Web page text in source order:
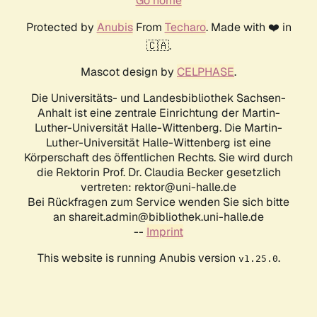
Protected by AnubisFrom Techaro. Made with ❤️ in
🇨🇦.
Mascot design by CELPHASE.
Die Universitäts- und Landesbibliothek Sachsen-
Anhalt ist eine zentrale Einrichtung der Martin-
Luther-Universität Halle-Wittenberg. Die Martin-
Luther-Universität Halle-Wittenberg ist eine
Körperschaft des öffentlichen Rechts. Sie wird durch
die Rektorin Prof. Dr. Claudia Becker gesetzlich
vertreten: rektor@uni-halle.de
Bei Rückfragen zum Service wenden Sie sich bitte
an shareit.admin@bibliothek.uni-halle.de
-- Imprint
This website is running Anubis version v1.25.0.